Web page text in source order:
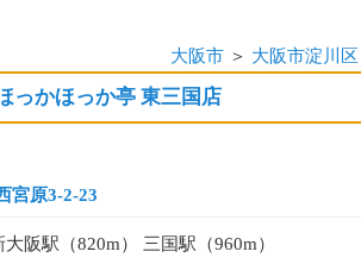
大阪市 ＞ 大阪市淀川区
っかほっか亭 東三国店
宮原3-2-23
阪駅（820m） 三国駅（960m）